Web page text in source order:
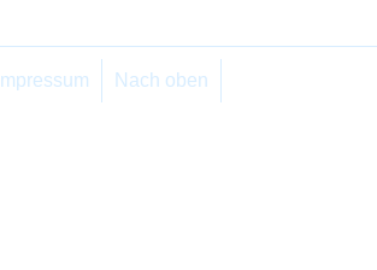
Impressum Nach oben